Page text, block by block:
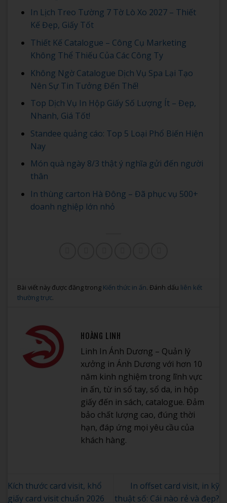
In Lịch Treo Tường 7 Tờ Lò Xo 2027 – Thiết
Kế Đẹp, Giấy Tốt
Thiết Kế Catalogue – Công Cụ Marketing
Không Thể Thiếu Của Các Công Ty
Không Ngờ Catalogue Dịch Vụ Spa Lại Tạo
Nên Sự Tin Tưởng Đến Thế!
Top Dịch Vụ In Hộp Giấy Số Lượng Ít – Đẹp,
Nhanh, Giá Tốt!
Standee quảng cáo: Top 5 Loại Phổ Biến Hiện
Nay
Món quà ngày 8/3 thật ý nghĩa gửi đến người
thân
In thùng carton Hà Đông – Đã phục vụ 500+
doanh nghiệp lớn nhỏ
Bài viết này được đăng trong Kiến thức in ấn. Đánh dấu liên kết
thường trực.
HOÀNG LINH
Linh In Ánh Dương – Quản lý
xưởng in Ánh Dương với hơn 10
năm kinh nghiệm trong lĩnh vực
in ấn, từ in sổ tay, sổ da, in hộp
giấy đến in sách, catalogue. Đảm
bảo chất lượng cao, đúng thời
hạn, đáp ứng mọi yêu cầu của
khách hàng.
Kích thước card visit, khổ
giấy card visit chuẩn 2026
In offset card visit, in kỹ
thuật số: Cái nào rẻ và đẹp?